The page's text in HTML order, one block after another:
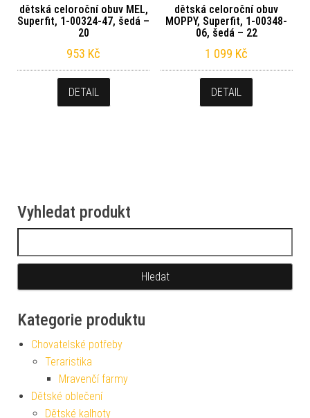
dětská celoroční obuv MEL,
Superfit, 1-00324-47, šedá –
20
953 Kč
DETAIL
dětská celoroční obuv
MOPPY, Superfit, 1-00348-
06, šedá – 22
1 099 Kč
DETAIL
Vyhledat produkt
Kategorie produktu
Chovatelské potřeby
Teraristika
Mravenčí farmy
Dětské oblečení
Dětské kalhoty